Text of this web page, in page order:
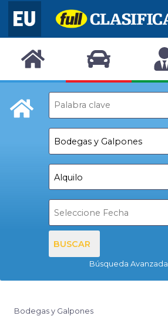
BUSCAR
Búsqueda Avanzada
Bodegas y Galpones